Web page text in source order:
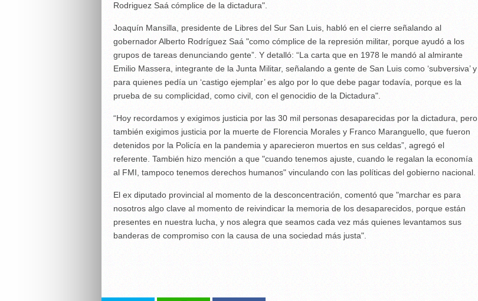
Rodriguez Saá cómplice de la dictadura".
Joaquín Mansilla, presidente de Libres del Sur San Luis, habló en el cierre señalando al
gobernador Alberto Rodríguez Saá "como cómplice de la represión militar, porque ayudó a los
grupos de tareas denunciando gente”. Y detalló: “La carta que en 1978 le mandó al almirante
Emilio Massera, integrante de la Junta Militar, señalando a gente de San Luis como ‘subversiva’ y
para quienes pedía un ‘castigo ejemplar’ es algo por lo que debe pagar todavía, porque es la
prueba de su complicidad, como civil, con el genocidio de la Dictadura".
“Hoy recordamos y exigimos justicia por las 30 mil personas desaparecidas por la dictadura, pero
también exigimos justicia por la muerte de Florencia Morales y Franco Maranguello, que fueron
detenidos por la Policía en la pandemia y aparecieron muertos en sus celdas”, agregó el
referente. También hizo mención a que "cuando tenemos ajuste, cuando le regalan la economía
al FMI, tampoco tenemos derechos humanos" vinculando con las políticas del gobierno nacional.
El ex diputado provincial al momento de la desconcentración, comentó que "marchar es para
nosotros algo clave al momento de reivindicar la memoria de los desaparecidos, porque están
presentes en nuestra lucha, y nos alegra que seamos cada vez más quienes levantamos sus
banderas de compromiso con la causa de una sociedad más justa".